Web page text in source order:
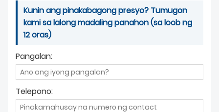
Kunin ang pinakabagong presyo? Tumugon
kami sa lalong madaling panahon (sa loob ng
12 oras)
Pangalan:
Telepono: